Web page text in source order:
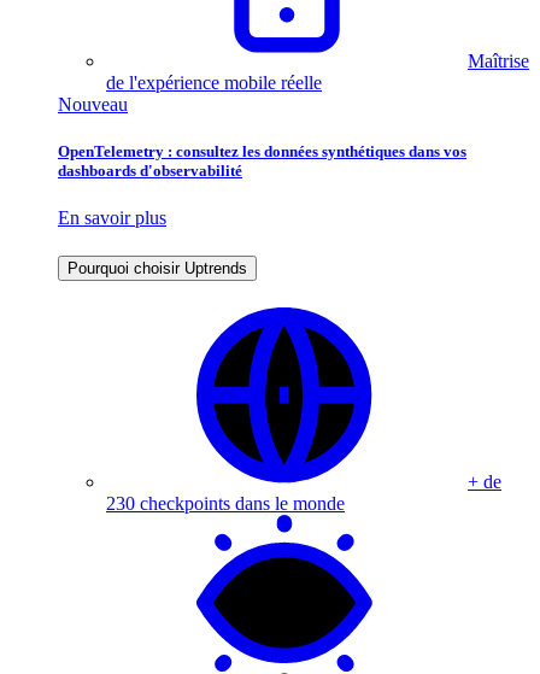
Maîtrise
de l'expérience mobile réelle
Nouveau
OpenTelemetry : consultez les données synthétiques dans vos
dashboards d'observabilité
En savoir plus
Pourquoi choisir Uptrends
+ de
230 checkpoints dans le monde